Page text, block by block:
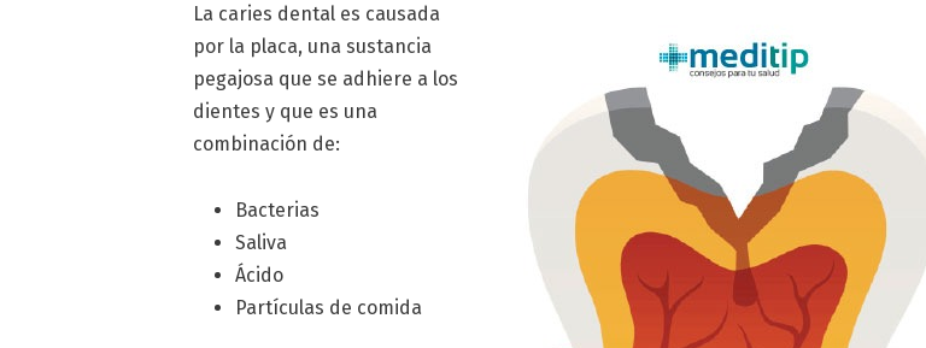
La caries dental es causada
por la placa, una sustancia
pegajosa que se adhiere a los
dientes y que es una
combinación de:
Bacterias
Saliva
Ácido
Partículas de comida